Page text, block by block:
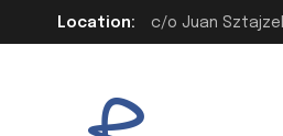
Location: c/o Juan